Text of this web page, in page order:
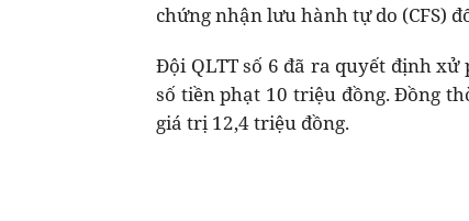
chứng nhận lưu hành tự do (CFS)
Đội QLTT số 6 đã ra quyết định
số tiền phạt 10 triệu đồng. Đồng
giá trị 12,4 triệu đồng.